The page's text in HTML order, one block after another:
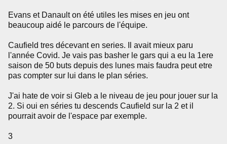
Evans et Danault on été utiles les mises en jeu ont
beaucoup aidé le parcours de l'équipe.
Caufield tres décevant en series. Il avait mieux paru
l'année Covid. Je vais pas basher le gars qui a eu la 1ere
saison de 50 buts depuis des lunes mais faudra peut etre
pas compter sur lui dans le plan séries.
J'ai hate de voir si Gleb a le niveau de jeu pour jouer sur la
2. Si oui en séries tu descends Caufield sur la 2 et il
pourrait avoir de l'espace par exemple.
3